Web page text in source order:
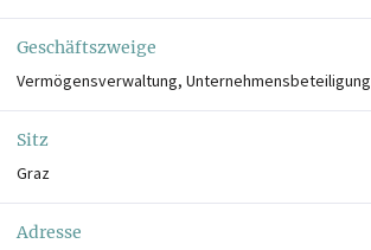
Geschäftszweige
Vermögensverwaltung, Unternehmensbeteiligung
Sitz
Graz
Adresse